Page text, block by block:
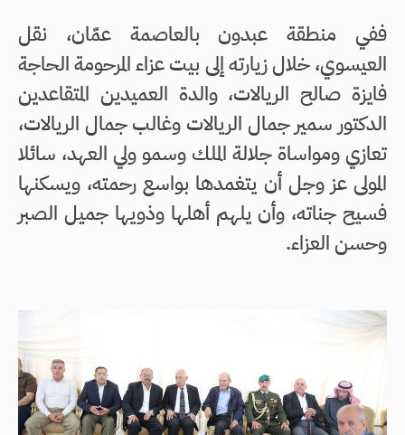
ففي منطقة عبدون بالعاصمة عمّان، نقل
العيسوي، خلال زيارته إلى بيت عزاء المرحومة الحاجة
فايزة صالح الريالات، والدة العميدين المتقاعدين
الدكتور سمير جمال الريالات وغالب جمال الريالات،
تعازي ومواساة جلالة الملك وسمو ولي العهد، سائلا
المولى عز وجل أن يتغمدها بواسع رحمته، ويسكنها
فسيح جناته، وأن يلهم أهلها وذويها جميل الصبر
وحسن العزاء.